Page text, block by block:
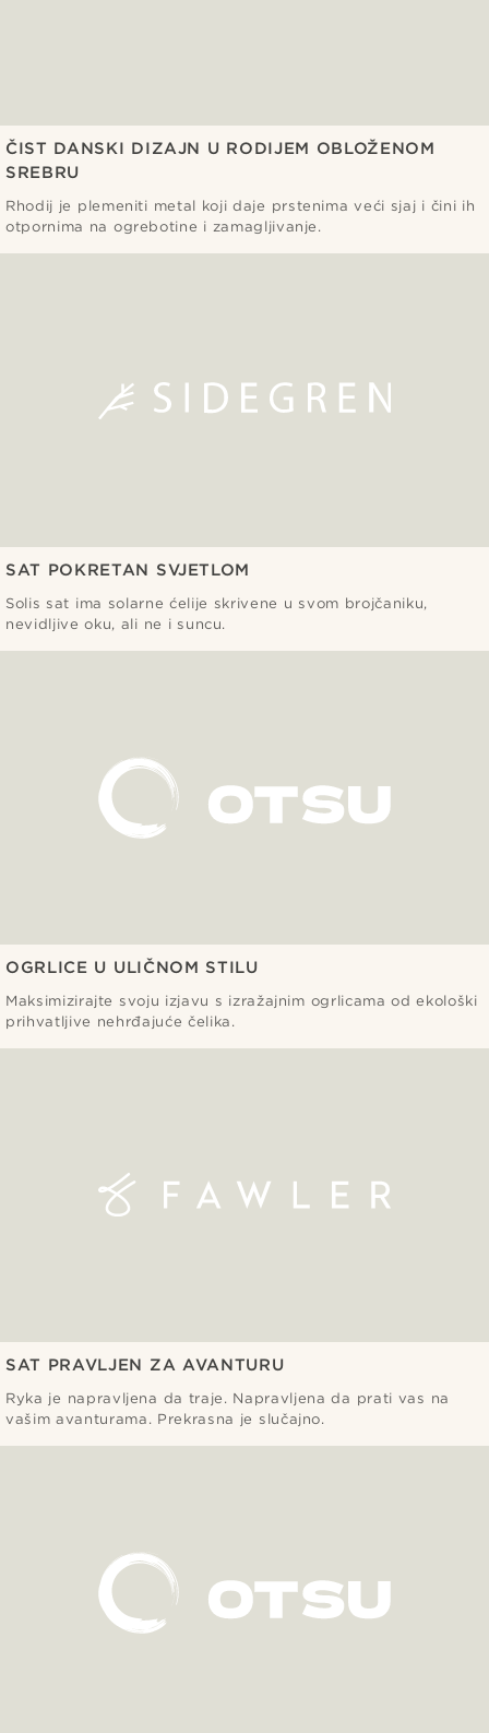
ČIST DANSKI DIZAJN U RODIJEM OBLOŽENOM
SREBRU
Rhodij je plemeniti metal koji daje prstenima veći sjaj i čini ih
otpornima na ogrebotine i zamagljivanje.
SAT POKRETAN SVJETLOM
Solis sat ima solarne ćelije skrivene u svom brojčaniku,
nevidljive oku, ali ne i suncu.
OGRLICE U ULIČNOM STILU
Maksimizirajte svoju izjavu s izražajnim ogrlicama od ekološki
prihvatljive nehrđajuće čelika.
SAT PRAVLJEN ZA AVANTURU
Ryka je napravljena da traje. Napravljena da prati vas na
vašim avanturama. Prekrasna je slučajno.